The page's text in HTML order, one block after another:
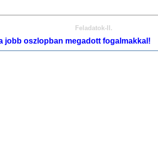
Feladatok-II.
jobb oszlopban megadott fogalmakkal!